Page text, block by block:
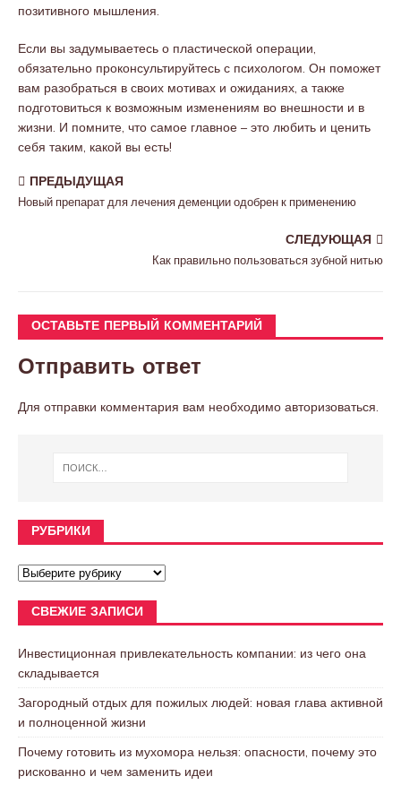
позитивного мышления.
Если вы задумываетесь о пластической операции,
обязательно проконсультируйтесь с психологом. Он поможет
вам разобраться в своих мотивах и ожиданиях, а также
подготовиться к возможным изменениям во внешности и в
жизни. И помните, что самое главное – это любить и ценить
себя таким, какой вы есть!
ПРЕДЫДУЩАЯ
Новый препарат для лечения деменции одобрен к применению
СЛЕДУЮЩАЯ
Как правильно пользоваться зубной нитью
ОСТАВЬТЕ ПЕРВЫЙ КОММЕНТАРИЙ
Отправить ответ
Для отправки комментария вам необходимо авторизоваться.
РУБРИКИ
СВЕЖИЕ ЗАПИСИ
Инвестиционная привлекательность компании: из чего она
складывается
Загородный отдых для пожилых людей: новая глава активной
и полноценной жизни
Почему готовить из мухомора нельзя: опасности, почему это
рискованно и чем заменить идеи